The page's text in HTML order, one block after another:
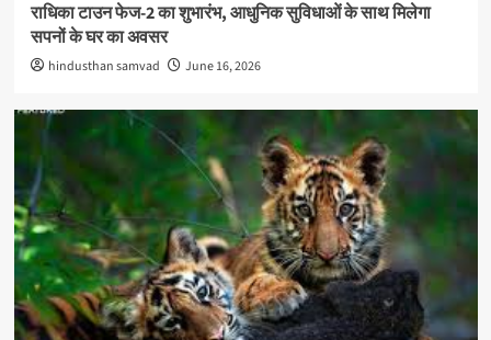
राधिका टाउन फेज-2 का शुभारंभ, आधुनिक सुविधाओं के साथ मिलेगा
सपनों के घर का अवसर
hindusthan samvad June 16, 2026